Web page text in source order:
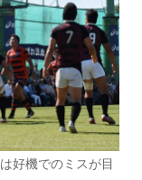
好機でのミスが目